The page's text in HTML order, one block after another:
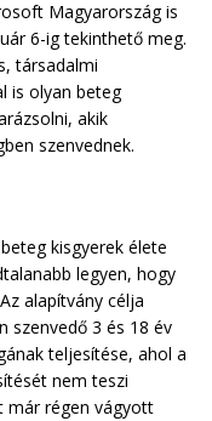
Magyarország is
6-ig tekinthető meg.
társadalmi
is olyan beteg
akik
szenvednek.
kisgyerek élete
legyen, hogy
alapítvány célja
szenvedő 3 és 18 év
teljesítése, ahol a
nem teszi
már régen vágyott